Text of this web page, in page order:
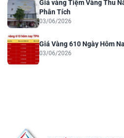
Giá vàng Tiệm Vàng Thu
Phân Tích
03/06/2026
Giá Vàng 610 Ngày Hôm
03/06/2026